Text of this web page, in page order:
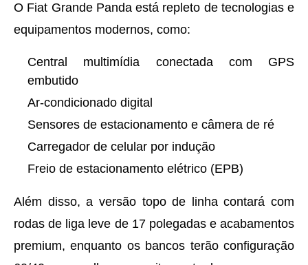
O Fiat Grande Panda está repleto de tecnologias e
equipamentos modernos, como:
Central multimídia conectada com GPS
embutido
Ar-condicionado digital
Sensores de estacionamento e câmera de ré
Carregador de celular por indução
Freio de estacionamento elétrico (EPB)
Além disso, a versão topo de linha contará com
rodas de liga leve de 17 polegadas e acabamentos
premium, enquanto os bancos terão configuração